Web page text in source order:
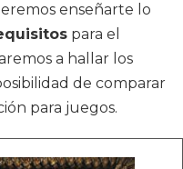
enseñarte lo
para el
a hallar los
de comparar
para juegos.